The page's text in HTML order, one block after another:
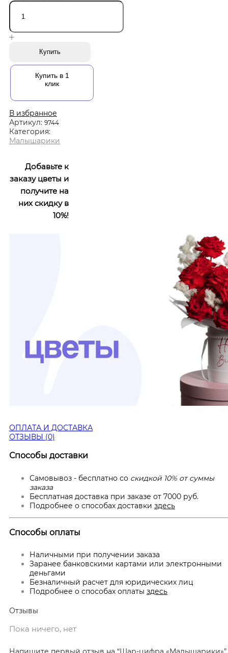
Купить
Купить в 1
клик
В избранное
Артикул: 9744
Категория:
Малышарики
Добавьте к
заказу цветы и
получите на
них скидку в
10%!
ОПЛАТА И ДОСТАВКА
ОТЗЫВЫ (0)
Способы доставки
Самовывоз - бесплатно со скидкой 10% от суммы
заказа
Бесплатная доставка при заказе от 7000 руб.
Подробнее о способах доставки здесь
Способы оплаты
Наличными при получении заказа
Заранее банковскими картами или электронными
деньгами
Безналичный расчет для юридических лиц
Подробнее о способах оплаты здесь
Отзывы
Пока ничего, нет